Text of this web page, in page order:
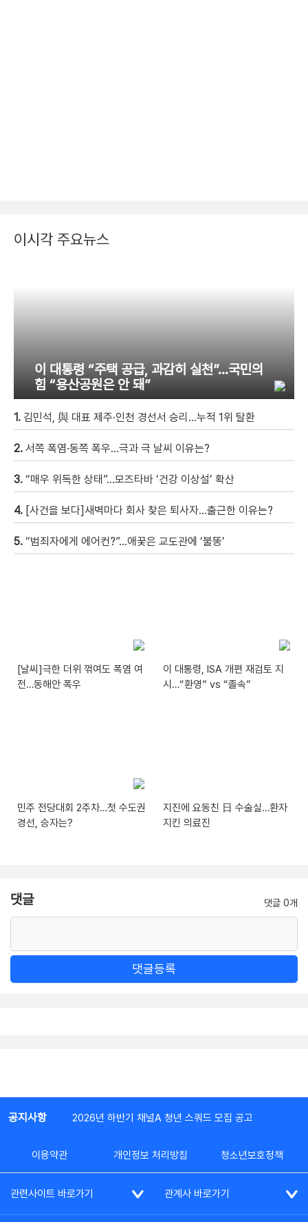
이시각 주요뉴스
이 대통령 “주택 공급, 과감히 실천”…국민의
힘 “용산공원은 안 돼”
1. 김민석, 與 대표 제주·인천 경선서 승리…누적 1위 탈환
2. 서쪽 폭염·동쪽 폭우…극과 극 날씨 이유는?
3. “매우 위독한 상태”…모즈타바 ‘건강 이상설’ 확산
4. [사건을 보다]새벽마다 회사 찾은 퇴사자…출근한 이유는?
5. “범죄자에게 에어컨?”…애꿎은 교도관에 ‘불똥’
[날씨]극한 더위 꺾여도 폭염 여
전…동해안 폭우
이 대통령, ISA 개편 재검토 지
시…“환영” vs “졸속”
민주 전당대회 2주차…첫 수도권
경선, 승자는?
지진에 요동친 日 수술실…환자
지킨 의료진
댓글 댓글 0개
댓글등록
공지사항 2026년 하반기 채널A 청년 스쿼드 모집 공고
이용약관 개인정보 처리방침 청소년보호정책
관련사이트 바로가기 관계사 바로가기